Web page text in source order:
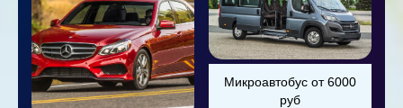
Микроавтобус от 6000
руб